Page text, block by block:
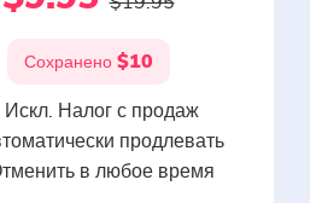
Сохранено $10
Искл. Налог с продаж
продлевать
в любое время